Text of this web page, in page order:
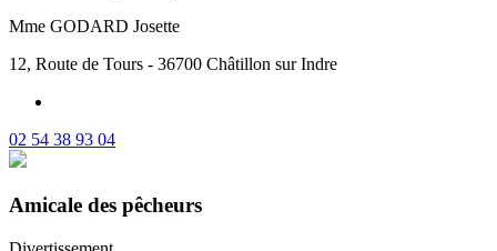
Mme GODARD Josette
12, Route de Tours - 36700 Châtillon sur Indre
02 54 38 93 04
Amicale des pêcheurs